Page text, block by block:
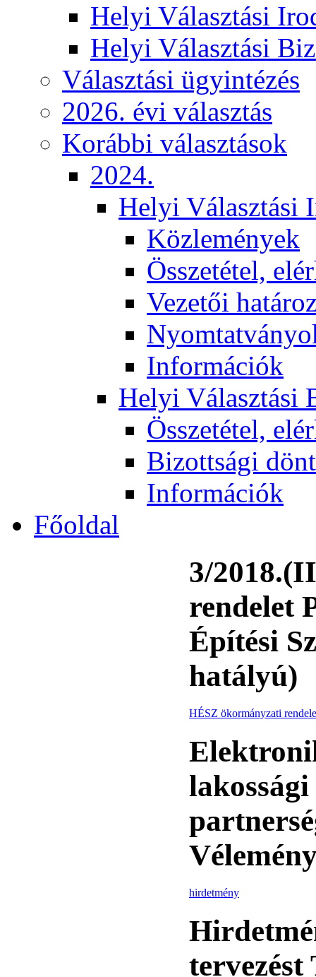
Helyi Választási
Helyi Választási
Választási ügyintézés
2026. évi választás
Korábbi választások
2024.
Helyi Választási
Közlemények
Összetétel,
Vezetői
Információk
Helyi Választási
Összetétel,
Bizottsági
Információk
Főoldal
3/
rendelet
Építési
hatályú)
HÉSZ ökormányzati
hirdetmény
tervezést